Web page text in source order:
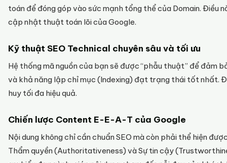
toán để đóng góp vào sức mạnh tổng thể của Domain.
cập nhật thuật toán lõi của Google.
Kỹ thuật SEO Technical chuyên sâu và tối ưu
Hệ thống mã nguồn của bạn sẽ được “phẫu thuật” để đảm
và khả năng lập chỉ mục (Indexing) đạt trạng thái tốt nhất.
huy tối đa hiệu quả.
Chiến lược Content E-E-A-T của Google
Nội dung không chỉ cần chuẩn SEO mà còn phải thể hiện
Thẩm quyền (Authoritativeness) và Sự tin cậy